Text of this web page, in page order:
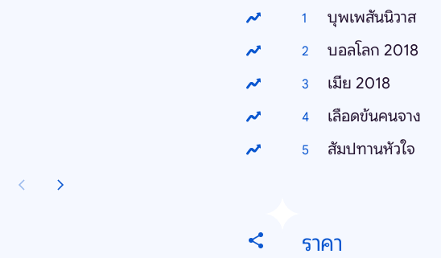
บุพเพสันนิวาส
บอลโลก 2018
เมีย 2018
เลือดข้นคนจาง
สัมปทานหัวใจ
ราคา